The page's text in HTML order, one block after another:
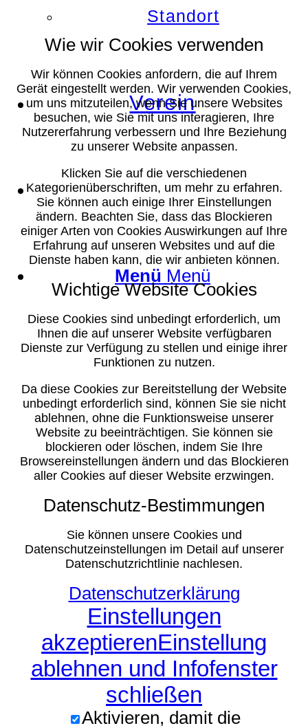
Standort
Verein
Suche
Menü Menü
Wie wir Cookies verwenden
Wir können Cookies anfordern, die auf Ihrem
Gerät eingestellt werden. Wir verwenden Cookies,
um uns mitzuteilen, wenn Sie unsere Websites
besuchen, wie Sie mit uns interagieren, Ihre
Nutzererfahrung verbessern und Ihre Beziehung
zu unserer Website anpassen.
Klicken Sie auf die verschiedenen
Kategorienüberschriften, um mehr zu erfahren.
Sie können auch einige Ihrer Einstellungen
ändern. Beachten Sie, dass das Blockieren
einiger Arten von Cookies Auswirkungen auf Ihre
Erfahrung auf unseren Websites und auf die
Dienste haben kann, die wir anbieten können.
Wichtige Website Cookies
Diese Cookies sind unbedingt erforderlich, um
Ihnen die auf unserer Website verfügbaren
Dienste zur Verfügung zu stellen und einige ihrer
Funktionen zu nutzen.
Da diese Cookies zur Bereitstellung der Website
unbedingt erforderlich sind, können Sie sie nicht
ablehnen, ohne die Funktionsweise unserer
Website zu beeinträchtigen. Sie können sie
blockieren oder löschen, indem Sie Ihre
Browsereinstellungen ändern und das Blockieren
aller Cookies auf dieser Website erzwingen.
Datenschutz-Bestimmungen
Sie können unsere Cookies und
Datenschutzeinstellungen im Detail auf unserer
Datenschutzrichtlinie nachlesen.
Datenschutzerklärung
Einstellungen
akzeptierenEinstellung
ablehnen und Infofenster
schließen
Aktivieren, damit die